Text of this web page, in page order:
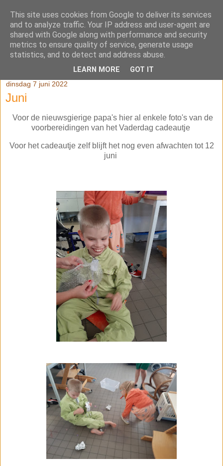
Klasblog van juf Kaatje en
juf Véronique
dinsdag 7 juni 2022
Juni
Voor de nieuwsgierige papa's hier al enkele foto's van de
voorbereidingen van het Vaderdag cadeautje
Voor het cadeautje zelf blijft het nog even afwachten tot 12
juni
This site uses cookies from Google to deliver its services
and to analyze traffic. Your IP address and user-agent are
shared with Google along with performance and security
metrics to ensure quality of service, generate usage
statistics, and to detect and address abuse.
LEARN MORE GOT IT